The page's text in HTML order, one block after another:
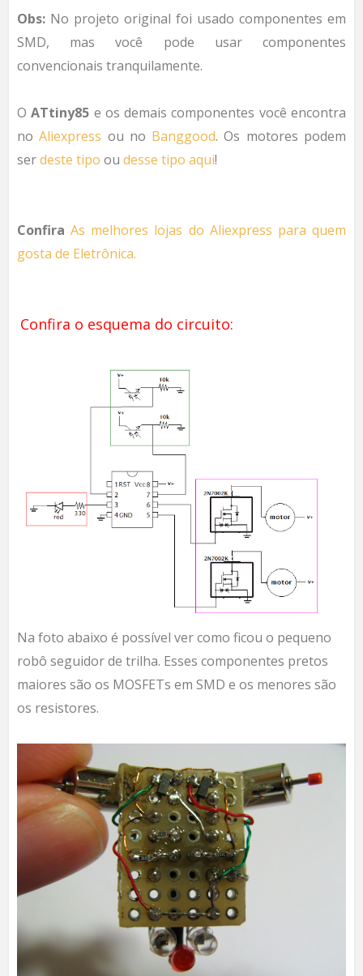
Obs: No projeto original foi usado componentes em
SMD, mas você pode usar componentes
convencionais tranquilamente.
OATtiny85 e os demais componentes você encontra
noAliexpress ou no Banggood. Os motores podem
serdeste tipo ou desse tipo aqui!
Confira As melhores lojas do Aliexpress para quem
gosta de Eletrônica.
Confira o esquema do circuito:
Na foto abaixo é possível ver como ficou o pequeno
robô seguidor de trilha. Esses componentes pretos
maiores são os MOSFETs em SMD e os menores são
os resistores.